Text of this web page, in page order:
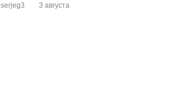
serjeg3 3 августа